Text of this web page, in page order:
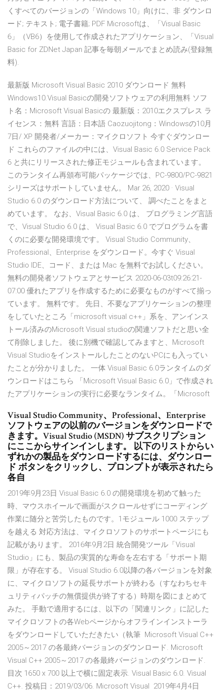
くすべてのバージョンの「Windows 10」向けに、非 ダウンロ
ード; テキスト; 電子書籍; PDF Microsoftは、「Visual Basic
6」（VB6）を使用して作成されたアプリケーション、「Visual
Basic for ZDNet Japan 記事を毎朝メールでまとめ読み(登録無
料).
最新版 Microsoft Visual Basic 2010 ダウンロード 無料
Windows10.Visual Basicの開発ソフトウェアの利用無料 ソフ
ト名：Microsoft Visual Basicの 最新版：2010エクスプレス ラ
イセンス：無料 言語：日本語 Caozuojitong：Windowsの10月
7日/ XP 開発者/メーカー：マイクロソフト 今すぐダウンロー
ド これらのファイルの中には、Visual Basic 6.0 Service Pack
6 と共にリリースされた修正モジュールも含まれています。
このランタイム再頒布可能パッケージでは、PC-9800/PC-9821
シリーズはサポートしていません。 Mar 26, 2020 · Visual
Studio 6.0 のダウンロード方法について、 調べたことをまと
めています。 なお、Visual Basic 6.0 は、 プログラミング言語
で、Visual Studio 6.0 は、 Visual Basic 6.0 でプログラムを書
くのに必要な開発環境です。 Visual Studio Community、
Professional、Enterprise をダウンロード。今すぐ Visual
Studio IDE、コード、または Mac を無料でお試しください。
無料の開発者ソフトウェアとサービス 2020-06-03t09:26:21-
07:00 優れたアプリを作成するために必要なものがすべて揃っ
ています。 無料です。 先日、不要なアプリケーションの整理
をしていたところ「microsoft visual c++」系を、アンインス
トール済みのMicrosoft Visual studioの関連ソフトだと思い全
て削除しました。 後に別機で確認してみますと、Microsoft
Visual StudioをインストールしたことのないPCにも入ってい
たことが分かりました。 一体 Visual Basic 6.0ランタイムのダ
ウンロードはこちら 「Microsoft Visual Basic 6.0」で作成され
たアプリケーションの実行に必要なランタイム。「Microsoft
Visual Studio Community、Professional、Enterprise
ソフトウェアの以前のバージョンをダウンロードで
きます。Visual Studio (MSDN) サブスクリプション
にここからサインインします。 以下のリストからい
ずれかの製品をダウンロードするには、ダウンロー
ド ボタンをクリックし、プロンプトが表示されたら
各自
2019年9月23日 Visual Basic 6.0 の開発環境を初めて触った
時、マウスホイールで画面がスクロールせずにコーディング
作業に随分と苦労したものです。1モジュール 1000 ステップ
を越える 対応方法は、マイクロソフトのサポートページにも
記載があります。 2016年9月2日 統合開発ツール「Visual
Studio」にも、製品の実質的な寿命を左右する「サポート期
限」が存在する。 Visual Studio 6.0以降の各バージョンを対象
に、マイクロソフトの延長サポートが終わる（すなわちセキ
ュリティパッチの無償提供が終了する）時期を図にまとめて
みた。 手動で適用するには、以下の「関連リンク」に記した
マイクロソフトの各Webページからオフラインインストーラ
をダウンロードしていただきたい（執筆 Microsoft Visual C++
2005～2017 の各最終バージョンのダウンロード. Microsoft
Visual C++ 2005～2017 の各最終バージョンのダウンロード.
目次 1650 x 700 以上で横に固定表示. Visual Basic 6.0. Visual
C++. 投稿日：2019/03/06. Microsoft Visual 2019年4月4日